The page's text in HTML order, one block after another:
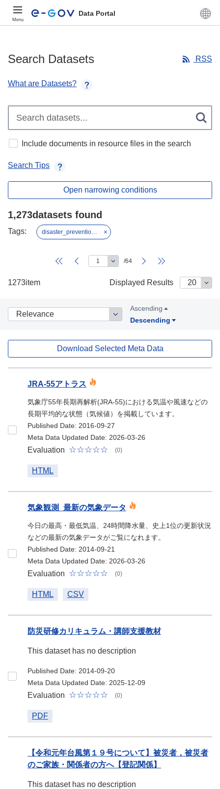
Menu
Data Portal
Search Datasets RSS
What are Datasets?
Include documents in resource files in the search
Search Tips
Open narrowing conditions
1,273datasets found
Tags: disaster_prevention_and_mitigation
1273item Displayed Results
/64
Ascending
Descending
Download Selected Meta Data
JRA-55アトラス
気象庁55年長期再解析(JRA-55)における気温や風速などの
長期平均的な状態（気候値）を掲載しています。
Published Date: 2016-09-27
Meta Data Updated Date: 2026-03-26
Evaluation (0)
HTML
気象観測_最新の気象データ
今日の最高・最低気温、24時間降水量、史上1位の更新状況
などの最新の気象データがご覧になれます。
Published Date: 2014-09-21
Meta Data Updated Date: 2026-03-26
Evaluation (0)
HTML CSV
防災研修カリキュラム・講師支援教材
This dataset has no description
Published Date: 2014-09-20
Meta Data Updated Date: 2025-12-09
Evaluation (0)
PDF
【令和元年台風第１９号について】被災者，被災者
のご家族・関係者の方へ【登記関係】
This dataset has no description